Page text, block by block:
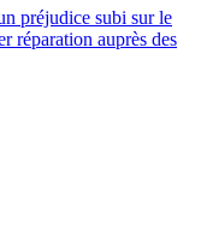
préjudice subi sur le
réparation auprès des